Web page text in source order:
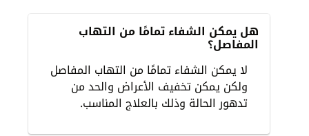
هل يمكن الشفاء تمامًا من التهاب
المفاصل؟
لا يمكن الشفاء تمامًا من التهاب المفاصل
ولكن يمكن تخفيف الأعراض والحد من
تدهور الحالة وذلك بالعلاج المناسب.